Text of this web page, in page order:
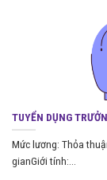
TUYỂN DỤNG
Mức lương: Thỏa
gianGiới tính:...